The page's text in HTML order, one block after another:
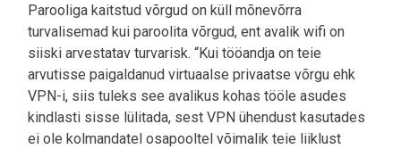
Parooliga kaitstud võrgud on küll mõnevõrra
turvalisemad kui paroolita võrgud, ent avalik wifi on
siiski arvestatav turvarisk. “Kui tööandja on teie
arvutisse paigaldanud virtuaalse privaatse võrgu ehk
VPN-i, siis tuleks see avalikus kohas tööle asudes
kindlasti sisse lülitada, sest VPN ühendust kasutades
ei ole kolmandatel osapooltel võimalik teie liiklust